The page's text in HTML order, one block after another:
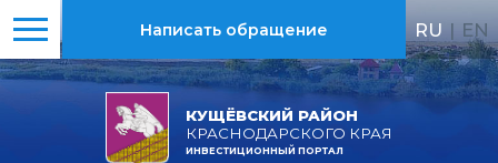
КУЩЁВСКИЙ РАЙОН
КРАСНОДАРСКОГО КРАЯ
ИНВЕСТИЦИОННЫЙ ПОРТАЛ
Написать обращение RU | EN